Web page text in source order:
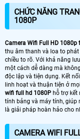
CHỨC NĂNG
1080P
Camera Wifi Full HD
thu âm thanh và loa to
chiều to rõ. Với khả năng
một cách dễ dàng mà
độc lập và tiện dụng. Kết
linh hoạt và thuận tiện ở
wifi full hd 1080P hỗ trợ kết
tính bảng và máy tính, giúp
là giải pháp hoàn hảo cho
CAMERA WIFI